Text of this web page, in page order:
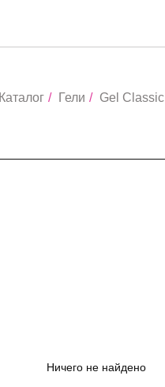
Каталог / Гели / Gel Classic
Ничего не найдено